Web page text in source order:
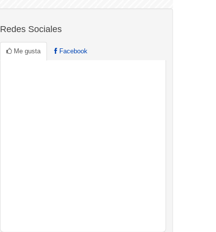
Redes Sociales
Me gusta Facebook